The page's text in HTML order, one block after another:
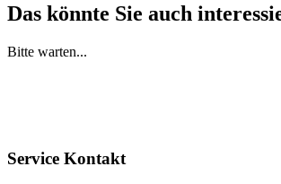
Das könnte Sie auch
Bitte warten...
Service Kontakt